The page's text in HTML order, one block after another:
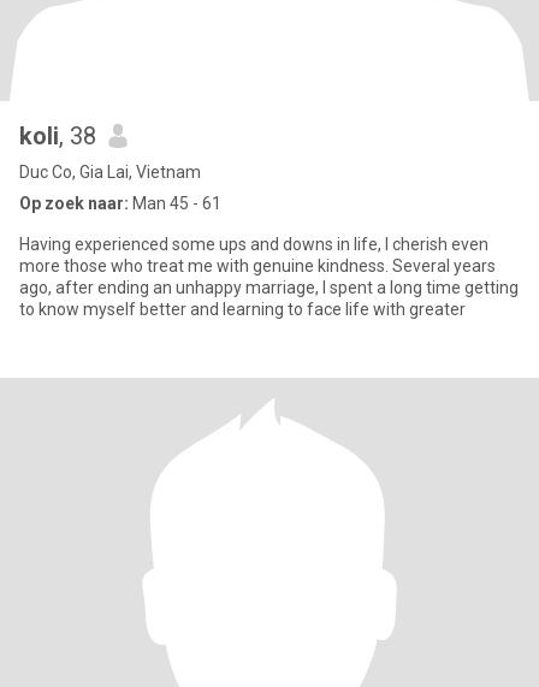
koli, 38
Duc Co, Gia Lai, Vietnam
Op zoek naar: Man 45 - 61
Having experienced some ups and downs in life, I cherish even
more those who treat me with genuine kindness. Several years
ago, after ending an unhappy marriage, I spent a long time getting
to know myself better and learning to face life with greater